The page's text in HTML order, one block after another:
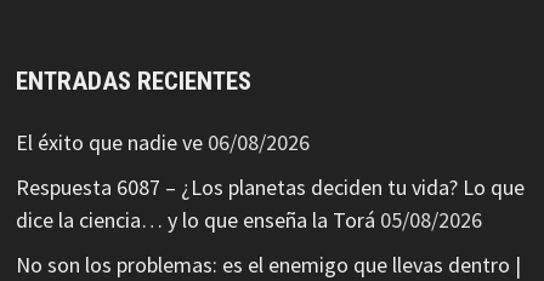
ENTRADAS RECIENTES
El éxito que nadie ve 06/08/2026
Respuesta 6087 – ¿Los planetas deciden tu vida? Lo que
dice la ciencia… y lo que enseña la Torá 05/08/2026
No son los problemas: es el enemigo que llevas dentro |